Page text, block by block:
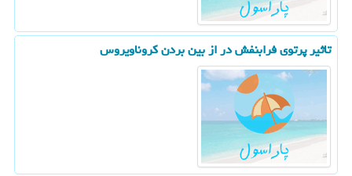
تاثیر پرتوی فرابنفش در از بین بردن كروناویروس